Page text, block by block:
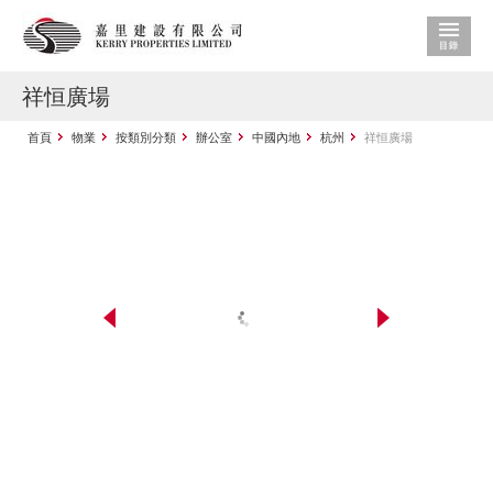
祥恒廣場
首頁 物業 按類別分類 辦公室 中國內地 杭州 祥恒廣場